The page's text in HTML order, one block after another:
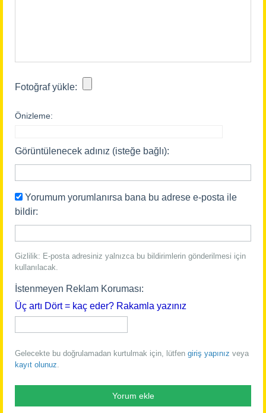
Fotoğraf yükle:
Önizleme:
Görüntülenecek adınız (isteğe bağlı):
Yorumum yorumlanırsa bana bu adrese e-posta ile
bildir:
Gizlilik: E-posta adresiniz yalnızca bu bildirimlerin gönderilmesi için
kullanılacak.
İstenmeyen Reklam Koruması:
Üç artı Dört = kaç eder? Rakamla yazınız
Gelecekte bu doğrulamadan kurtulmak için, lütfen giriş yapınız veya
kayıt olunuz.